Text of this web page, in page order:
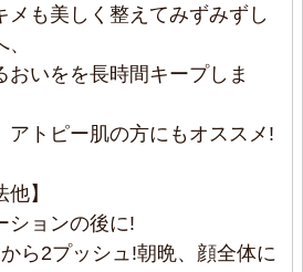
ピートしています
ゆう おすすめレベル：
ク前にもぴったりです
メも美しく整えてみずみずし
おいをを長時間キープしま
トピー肌の方にもオススメ!
他】
ションの後に!
ら2プッシュ!朝晩、顔全体に